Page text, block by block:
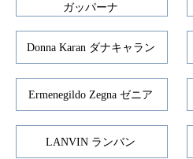
ガッパーナ
Donna Karan ダナキャラン
Ermenegildo Zegna ゼニア
LANVIN ランバン